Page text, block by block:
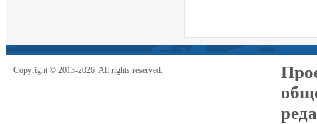
Copyright © 2013-2026. All rights reserved.